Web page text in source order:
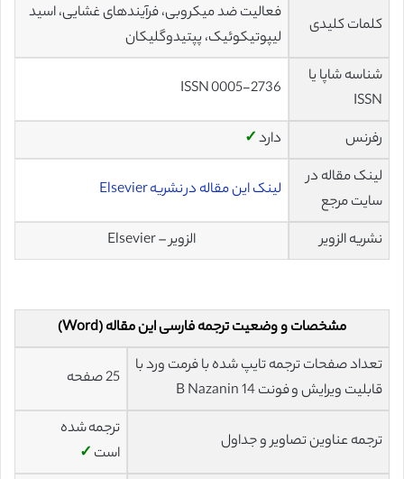
کلمات کلیدی
فعاليت ضد میکروبی، فرآیندهای غشايی، اسید
لیپوتیکوئیک، پپتیدوگلیکان
شناسه شاپا یا
ISSN
ISSN 0005-2736
رفرنس دارد✓
لینک مقاله در
سایت مرجع
لینک این مقاله در نشریه Elsevier
نشریه الزویر الزویر – Elsevier
مشخصات و وضعیت ترجمه فارسی این مقاله (Word)
تعداد صفحات ترجمه تایپ شده با فرمت ورد با
قابلیت ویرایش و فونت 14 B Nazanin
25 صفحه
ترجمه عناوین تصاویر و جداول
ترجمه شده
است ✓